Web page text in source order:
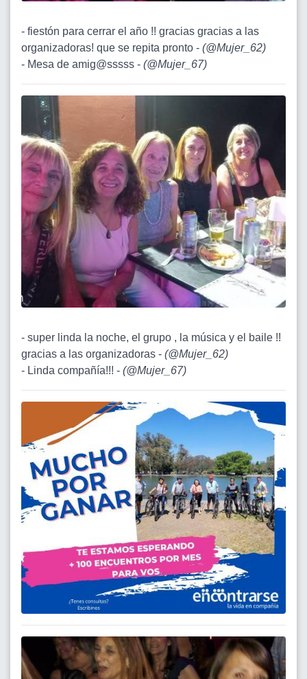
- fiestón para cerrar el año !! gracias gracias a las
organizadoras! que se repita pronto - (@Mujer_62)
- Mesa de amig@sssss - (@Mujer_67)
- super linda la noche, el grupo , la música y el baile !!
gracias a las organizadoras - (@Mujer_62)
- Linda compañía!!! - (@Mujer_67)